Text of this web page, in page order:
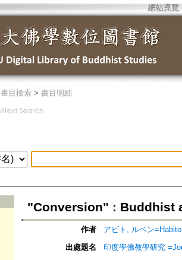
網站導覽
書目檢索 > 書目明細
"Conversion" : Buddhist
作者
アビト, ルベン
出處題名
印度學佛教學研究